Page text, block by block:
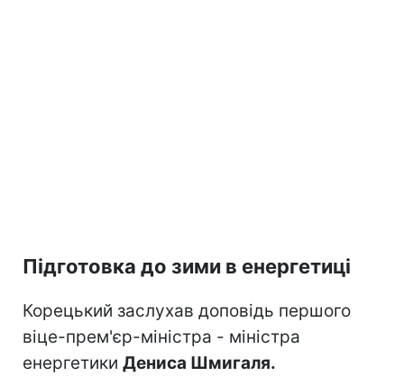
Підготовка до зими в енергетиці
Корецький заслухав доповідь першого
віце-прем'єр-міністра - міністра
енергетики Дениса Шмигаля.